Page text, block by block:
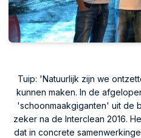
Tuip: 'Natuurlijk zijn we
kunnen maken. In de
'schoonmaakgiganten' uit de
zeker na de Interclean 2016.
dat in concrete